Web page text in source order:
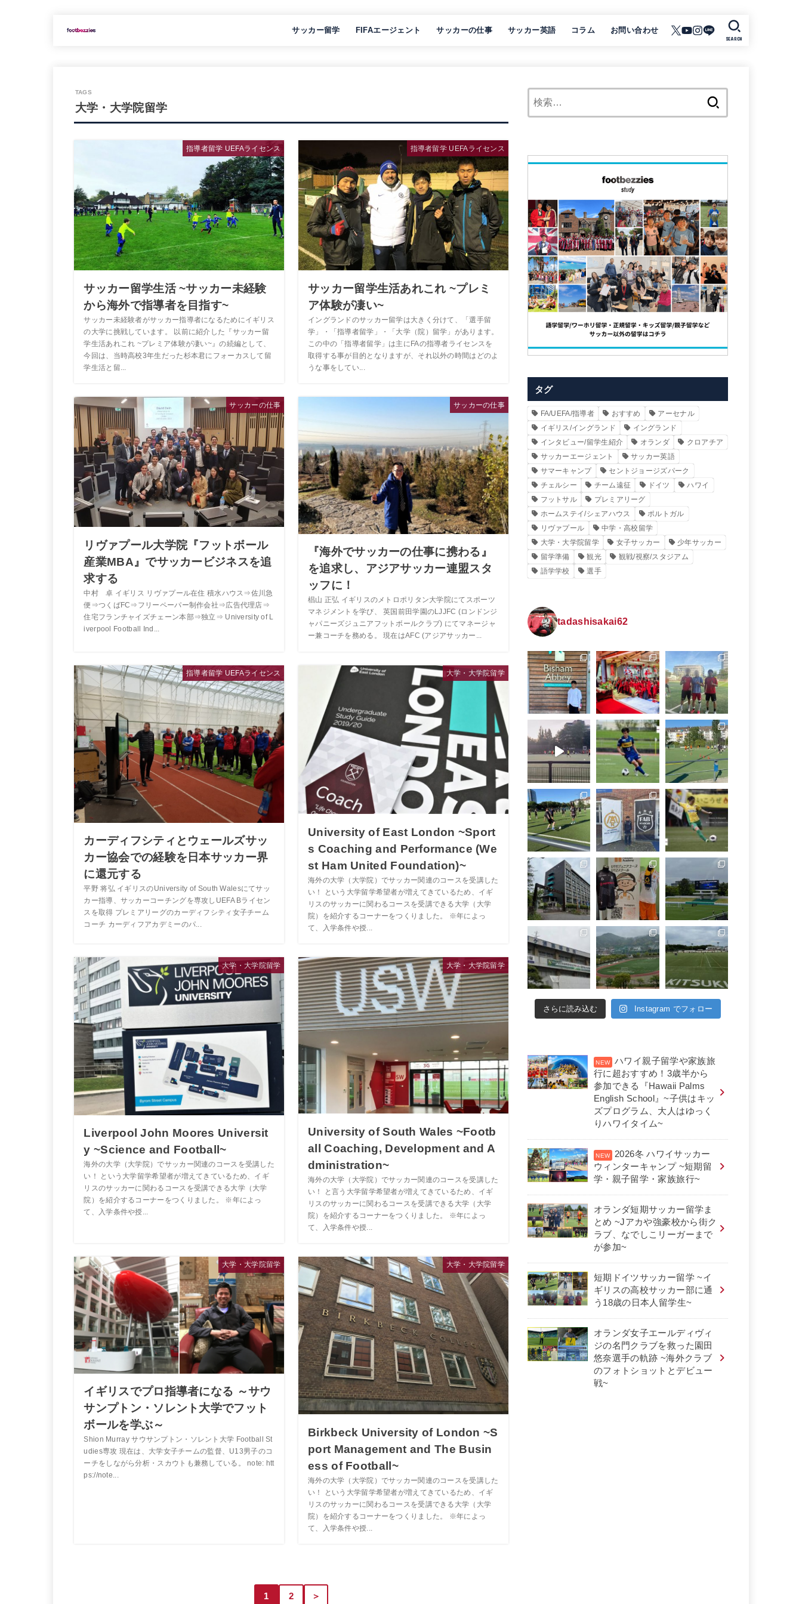
サッカー留学 FIFAエージェント サッカーの仕事 サッカー英語 コラム お問い合わせ
SEARCH
大学・大学院留学
指導者留学 UEFAライセンス
サッカー留学生活 ~サッカー未経験
から海外で指導者を目指す~
サッカー未経験者がサッカー指導者になるためにイギリス
の大学に挑戦しています。 以前に紹介した『サッカー留
学生活あれこれ ~プレミア体験が凄い~』の続編として、
今回は、当時高校3年生だった杉本君にフォーカスして留
学生活と留...
指導者留学 UEFAライセンス
サッカー留学生活あれこれ ~プレミ
ア体験が凄い~
イングランドのサッカー留学は大きく分けて、「選手留
学」・「指導者留学」・「大学（院）留学」があります。
この中の「指導者留学」は主にFAの指導者ライセンスを
取得する事が目的となりますが、それ以外の時間はどのよ
うな事をしてい...
サッカーの仕事
リヴァプール大学院『フットボール
産業MBA』でサッカービジネスを追
求する
中村 卓 イギリス リヴァプール在住 積水ハウス⇒佐川急
便⇒つくばFC⇒フリーペーパー制作会社⇒広告代理店⇒
住宅フランチャイズチェーン本部⇒独立⇒ University of L
iverpool Football Ind...
サッカーの仕事
『海外でサッカーの仕事に携わる』
を追求し、アジアサッカー連盟スタ
ッフに！
椙山 正弘 イギリスのメトロポリタン大学院にてスポーツ
マネジメントを学び、 英国前田学園のLJJFC (ロンドンジ
ャパニーズジュニアフットボールクラブ) にてマネージャ
ー兼コーチを務める。 現在はAFC (アジアサッカー...
指導者留学 UEFAライセンス
カーディフシティとウェールズサッ
カー協会での経験を日本サッカー界
に還元する
平野 将弘 イギリスのUniversity of South Walesにてサッ
カー指導、サッカーコーチングを専攻しUEFA Bライセン
スを取得 プレミアリーグのカーディフシティ女子チーム
コーチ カーディフアカデミーのパ...
大学・大学院留学
University of East London ~Sport
s Coaching and Performance (We
st Ham United Foundation)~
海外の大学（大学院）でサッカー関連のコースを受講した
い！ という大学留学希望者が増えてきているため、イギ
リスのサッカーに関わるコースを受講できる大学（大学
院）を紹介するコーナーをつくりました。 ※年によっ
て、入学条件や授...
大学・大学院留学
Liverpool John Moores Universit
y ~Science and Football~
海外の大学（大学院）でサッカー関連のコースを受講した
い！ という大学留学希望者が増えてきているため、イギ
リスのサッカーに関わるコースを受講できる大学（大学
院）を紹介するコーナーをつくりました。 ※年によっ
て、入学条件や授...
大学・大学院留学
University of South Wales ~Footb
all Coaching, Development and A
dministration~
海外の大学（大学院）でサッカー関連のコースを受講した
い！ と言う大学留学希望者が増えてきているため、イギ
リスのサッカーに関わるコースを受講できる大学（大学
院）を紹介するコーナーをつくりました。 ※年によっ
て、入学条件や授...
大学・大学院留学
イギリスでプロ指導者になる ～サウ
サンプトン・ソレント大学でフット
ボールを学ぶ～
Shion Murray サウサンプトン・ソレント大学 Football St
udies専攻 現在は、大学女子チームの監督、U13男子のコ
ーチをしながら分析・スカウトも兼務している。 note: htt
ps://note...
大学・大学院留学
Birkbeck University of London ~S
port Management and The Busin
ess of Football~
海外の大学（大学院）でサッカー関連のコースを受講した
い！ という大学留学希望者が増えてきているため、イギ
リスのサッカーに関わるコースを受講できる大学（大学
院）を紹介するコーナーをつくりました。 ※年によっ
て、入学条件や授...
1 2 ＞
タグ
FA/UEFA/指導者 おすすめ
アーセナル
イギリス/イングランド
イングランド
インタビュー/留学生紹介
オランダ
クロアチア
サッカーエージェント
サッカー英語
サマーキャンプ
セントジョージズパーク
チェルシー
チーム遠征 ドイツ
ハワイ
フットサル
プレミアリーグ
ホームステイ/シェアハウス
ポルトガル
リヴァプール
中学・高校留学
大学・大学院留学
女子サッカー
少年サッカー
留学準備
観光
観戦/視察/スタジアム
語学学校
選手
tadashisakai62
さらに読み込む Instagram でフォロー
ハワイ親子留学や家族旅
行に超おすすめ！3歳半から
参加できる『Hawaii Palms
English School』~子供はキッ
ズプログラム、大人はゆっく
りハワイタイム~
2026冬 ハワイサッカー
ウィンターキャンプ ~短期留
学・親子留学・家族旅行~
オランダ短期サッカー留学ま
とめ ~Jアカや強豪校から街ク
ラブ、なでしこリーガーまで
が参加~
短期ドイツサッカー留学 ~イ
ギリスの高校サッカー部に通
う18歳の日本人留学生~
オランダ女子エールディヴィ
ジの名門クラブを救った園田
悠奈選手の軌跡 ~海外クラブ
のフォトショットとデビュー
戦~